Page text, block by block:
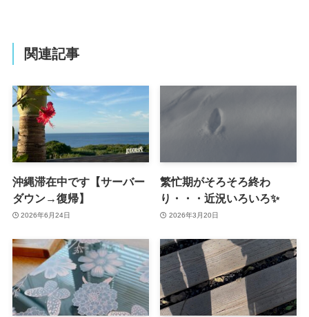
関連記事
沖縄滞在中です【サーバー
ダウン→復帰】
2026年6月24日
繁忙期がそろそろ終わ
り・・・近況いろいろ✨️
2026年3月20日